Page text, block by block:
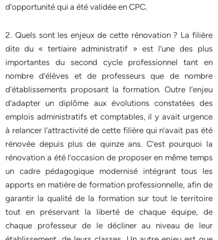
d’opportunité qui a été validée en CPC.
2. Quels sont les enjeux de cette rénovation ? La filière
dite du « tertiaire administratif » est l’une des plus
importantes du second cycle professionnel tant en
nombre d’élèves et de professeurs que de nombre
d’établissements proposant la formation. Outre l’enjeu
d’adapter un diplôme aux évolutions constatées des
emplois administratifs et comptables, il y avait urgence
à relancer l’attractivité de cette filière qui n’avait pas été
rénovée depuis plus de quinze ans. C’est pourquoi la
rénovation a été l’occasion de proposer en même temps
un cadre pédagogique modernisé intégrant tous les
apports en matière de formation professionnelle, afin de
garantir la qualité de la formation sur tout le territoire
tout en préservant la liberté de chaque équipe, de
chaque professeur de le décliner au niveau de leur